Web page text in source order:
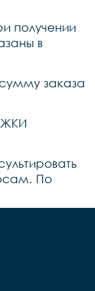
получении
в
заказа
По